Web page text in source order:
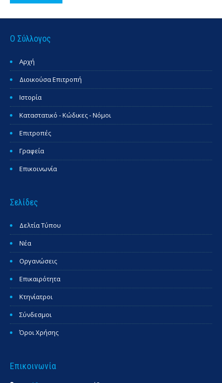
Ο Σύλλογος
Αρχή
Διοικούσα Επιτροπή
Ιστορία
Καταστατικό - Κώδικες - Νόμοι
Επιτροπές
Γραφεία
Επικοινωνία
Σελίδες
Δελτία Τύπου
Νέα
Οργανώσεις
Επικαιρότητα
Κτηνίατροι
Σύνδεσμοι
Όροι Χρήσης
Επικοινωνία